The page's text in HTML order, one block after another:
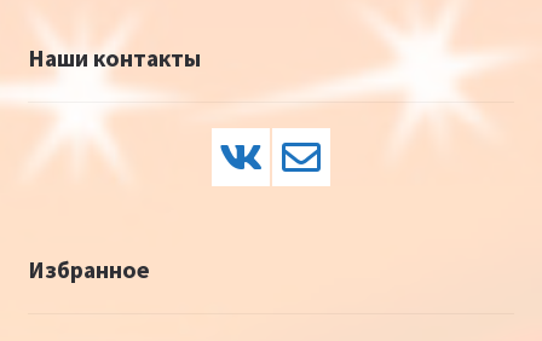
Наши контакты
Избранное